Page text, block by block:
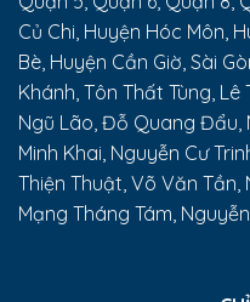
Củ Chi, Huyện Hóc Môn,
Bè, Huyện Cần Giờ, Sài
Khánh, Tôn Thất Tùng, Lê
Ngũ Lão, Đỗ Quang Đẩu,
Minh Khai, Nguyễn Cư
Thiện Thuật, Võ Văn Tần,
Mạng Tháng Tám, Nguyễn